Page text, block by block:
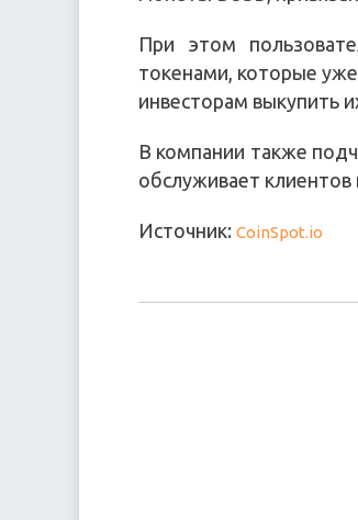
При этом
токенами, которые
инвесторам выкупить
В компании также
обслуживает клиентов
Источник: CoinSpot.io